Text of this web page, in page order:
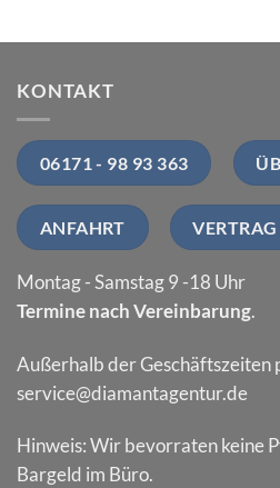
KONTAKT
06171 - 98 93 363
ANFAHRT
Montag - Samstag 9 -18 Uhr
Termine nach Vereinbarung.
Außerhalb der Geschäftszeiten
service@diamantagentur.de
Hinweis: Wir bevorraten keine
Bargeld im Büro.